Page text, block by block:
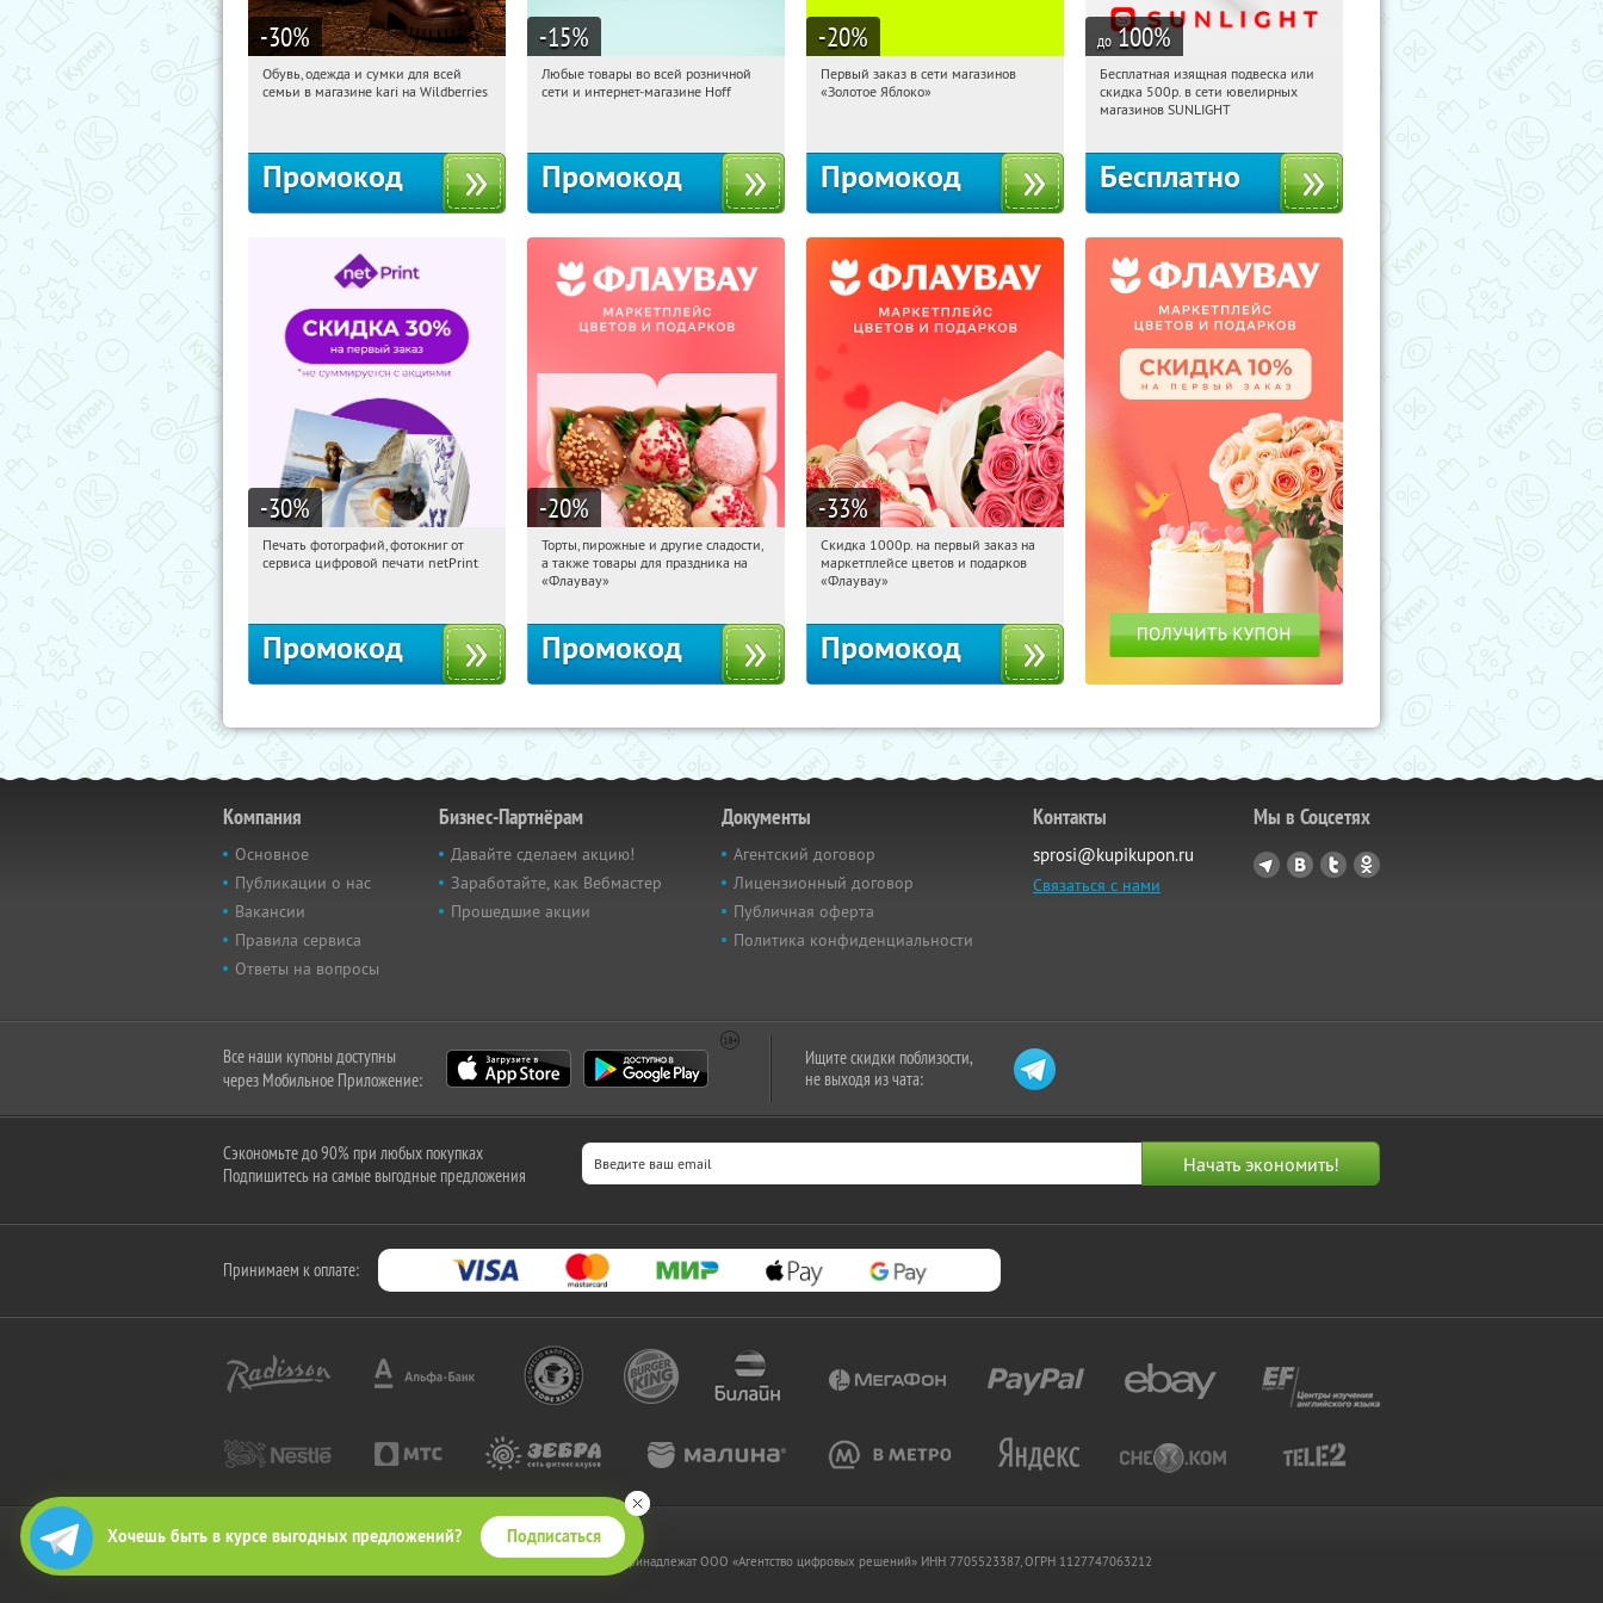
Хочешь быть в курсе выгодных предложений? Подписаться
-30%
20:05:13 Получили:
Обувь, одежда и сумки для всей
семьи в магазине kari на Wildberries
Промокод
-15%
20:05:13 Получили:
Любые товары во всей розничной
сети и интернет-магазине Hoff
Промокод
-20%
20:05:13
Получи первым!
Первый заказ в сети магазинов
«Золотое Яблоко»
Промокод
до 100%
20:05:13 Получили:
Россия
Бесплатная изящная подвеска или
скидка 500р. в сети ювелирных
магазинов SUNLIGHT
Бесплатно
-30%
20:05:13 Получили:
Печать фотографий, фотокниг от
сервиса цифровой печати netPrint
Промокод
-20%
20:05:13 Получили:
Россия
Торты, пирожные и другие сладости,
а также товары для праздника на
«Флаувау»
Промокод
-33%
20:05:13 Получили:
Россия
Скидка 1000р. на первый заказ на
маркетплейсе цветов и подарков
«Флаувау»
Промокод
Компания
Основное
Публикации о нас
Вакансии
Правила сервиса
Ответы на вопросы
Бизнес-Партнёрам
Давайте сделаем акцию!
Заработайте, как Вебмастер
Прошедшие акции
Документы
Агентский договор
Лицензионный договор
Публичная оферта
Политика конфиденциальности
Контакты
sprosi@kupikupon.ru
Связаться с нами
Мы в Соцсетях
Все наши купоны доступны
через Мобильное Приложение:
Ищите скидки поблизости,
не выходя из чата:
Сэкономьте до 90% при любых покупках
Подпишитесь на самые выгодные предложения
Принимаем к оплате:
2010-2026 © КупиКупон. Все права защищены.
Все права на товарный знак "КупиКупон" и на сайт www.kupikupon.ru принадлежат OOO «Агентство цифровых решений» ИНН 7705523387, ОГРН 1127747063212